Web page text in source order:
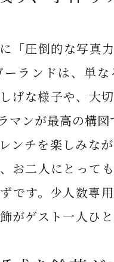
「圧倒的な写真
ランドは、単
げな様子や、大
マンが最高の構
ンチを楽しみな
お二人にとって
です。少人数専
がゲスト一人ひ